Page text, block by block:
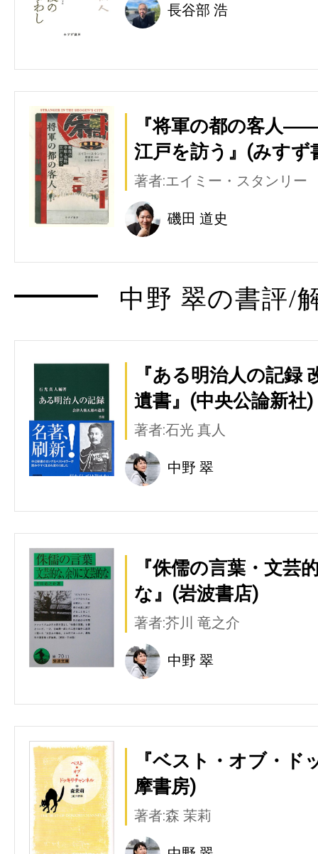
長谷部 浩
『将軍の都の客人
江戸を訪う』(みすず
著者:エイミー・スタンリー
磯田 道史
中野 翠の書評/
『ある明治人の記録
遺書』(中央公論新社)
著者:石光 真人
中野 翠
『侏儒の言葉・文芸
な』(岩波書店)
著者:芥川 竜之介
中野 翠
『ベスト・オブ・
摩書房)
著者:森 茉莉